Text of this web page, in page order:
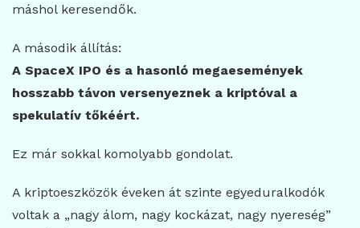
máshol keresendők.
A második állítás:
A SpaceX IPO és a hasonló megaesemények
hosszabb távon versenyeznek a kriptóval a
spekulatív tőkéért.
Ez már sokkal komolyabb gondolat.
A kriptoeszközök éveken át szinte egyeduralkodók
voltak a „nagy álom, nagy kockázat, nagy nyereség”